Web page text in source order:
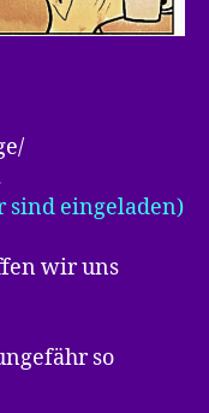
sind eingeladen)
wir uns
so